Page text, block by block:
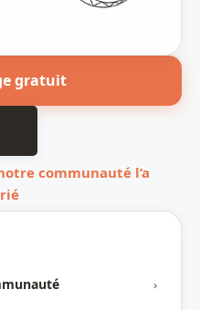
›
gratuit
communauté l’a